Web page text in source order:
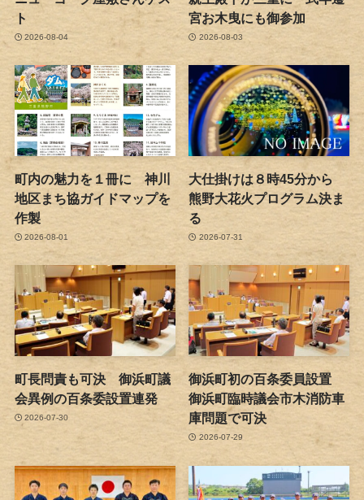
ト
2026-08-04
宮お木曳にも御参加
2026-08-03
町内の魅力を１冊に 神川
地区まち協ガイドマップを
作製
2026-08-01
大仕掛けは８時45分から
熊野大花火プログラム決ま
る
2026-07-31
町長問責も可決 御浜町議
会異例の百条委設置連発
2026-07-30
御浜町初の百条委員設置
御浜町臨時議会市木消防車
庫問題で可決
2026-07-29